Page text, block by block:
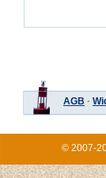
AGB ·
© 2007-